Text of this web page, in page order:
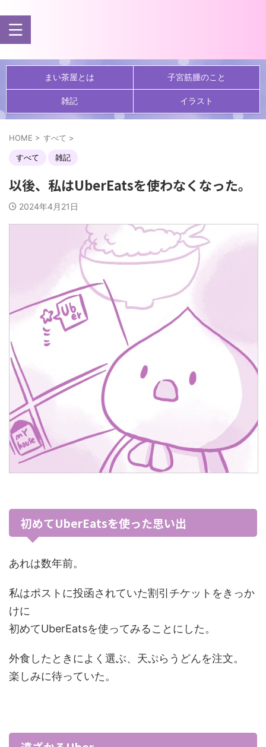
まい茶屋とは 子宮筋腫のこと
雑記 イラスト
HOME > すべて >
すべて 雑記
以後、私はUberEatsを使わなくなった。
2024年4月21日
初めてUberEatsを使った思い出
あれは数年前。
私はポストに投函されていた割引チケットをきっか
けに
初めてUberEatsを使ってみることにした。
外食したときによく選ぶ、天ぷらうどんを注文。
楽しみに待っていた。